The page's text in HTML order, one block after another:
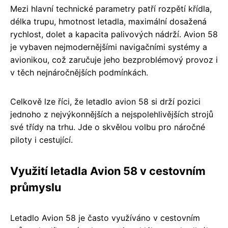
Mezi hlavní technické parametry patří rozpětí křídla,
délka trupu, hmotnost letadla, maximální dosažená
rychlost, dolet a kapacita palivových nádrží. Avion 58
je vybaven nejmodernějšími navigačními systémy a
avionikou, což zaručuje jeho bezproblémový provoz i
v těch nejnáročnějších podmínkách.
Celkově lze říci, že letadlo avion 58 si drží pozici
jednoho z nejvýkonnějších a nejspolehlivějších strojů
své třídy na trhu. Jde o skvělou volbu pro náročné
piloty i cestující.
Využití letadla Avion 58 v cestovním
průmyslu
Letadlo Avion 58 je často využíváno v cestovním